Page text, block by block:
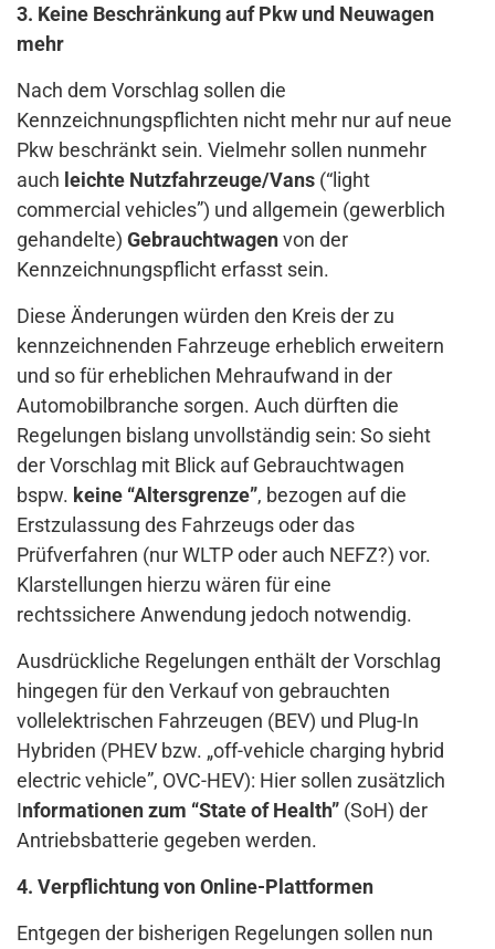
3. Keine Beschränkung auf Pkw und Neuwagen
mehr
Nach dem Vorschlag sollen die
Kennzeichnungspflichten nicht mehr nur auf neue
Pkw beschränkt sein. Vielmehr sollen nunmehr
auch leichte Nutzfahrzeuge/Vans (“light
commercial vehicles”) und allgemein (gewerblich
gehandelte) Gebrauchtwagenvon der
Kennzeichnungspflicht erfasst sein.
Diese Änderungen würden den Kreis der zu
kennzeichnenden Fahrzeuge erheblich erweitern
und so für erheblichen Mehraufwand in der
Automobilbranche sorgen. Auch dürften die
Regelungen bislang unvollständig sein: So sieht
der Vorschlag mit Blick auf Gebrauchtwagen
bspw. keine “Altersgrenze”, bezogen auf die
Erstzulassung des Fahrzeugs oder das
Prüfverfahren (nur WLTP oder auch NEFZ?) vor.
Klarstellungen hierzu wären für eine
rechtssichere Anwendung jedoch notwendig.
Ausdrückliche Regelungen enthält der Vorschlag
hingegen für den Verkauf von gebrauchten
vollelektrischen Fahrzeugen (BEV) und Plug-In
Hybriden (PHEV bzw. „off-vehicle charging hybrid
electric vehicle”, OVC-HEV): Hier sollen zusätzlich
Informationen zum “State of Health” (SoH) der
Antriebsbatterie gegeben werden.
4. Verpflichtung von Online-Plattformen
Entgegen der bisherigen Regelungen sollen nun